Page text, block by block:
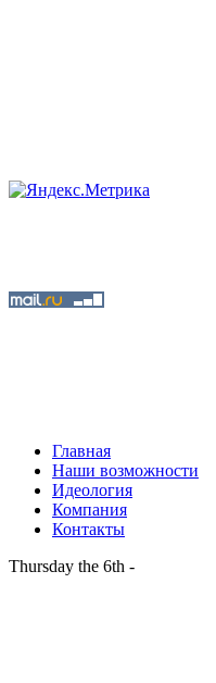
Главная
Наши возможности
Идеология
Компания
Контакты
Thursday the 6th -